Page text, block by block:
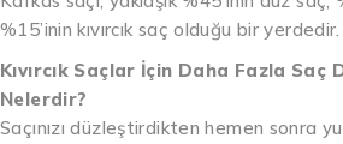
%15’inin kıvırcık saç olduğu bir yerdedir.
Kıvırcık Saçlar İçin Daha Fazla Saç
Nelerdir?
Saçınızı düzleştirdikten hemen sonra